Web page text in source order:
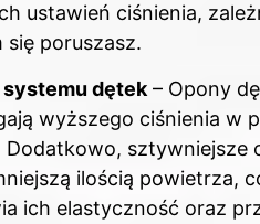
ustawień ciśnienia,
poruszasz.
dętek – Opony
wyższego ciśnienia w
Dodatkowo, sztywniejsze
ilością powietrza,
ich elastyczność oraz